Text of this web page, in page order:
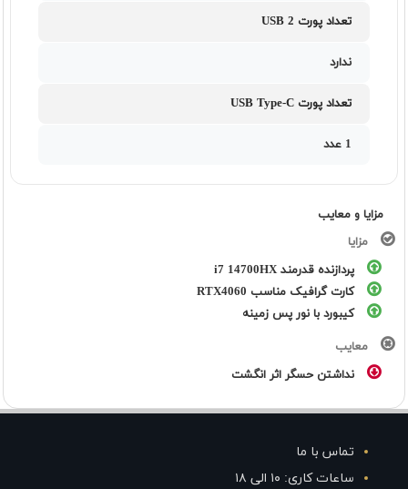
تعداد پورت USB 2
ندارد
تعداد پورت USB Type-C
1 عدد
مزایا و معایب
مزایا
پردازنده قدرمند i7 14700HX
کارت گرافیک مناسب RTX4060
کیبورد با نور پس زمینه
معایب
نداشتن حسگر اثر انگشت
تماس با ما
ساعات کاری: ۱۰ الی ۱۸